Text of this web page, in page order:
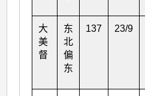
大
美
督
东
北
偏
东
137 23/9